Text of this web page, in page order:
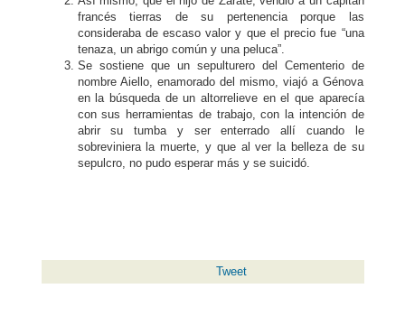
francés tierras de su pertenencia porque las
consideraba de escaso valor y que el precio fue “una
tenaza, un abrigo común y una peluca”.
Se sostiene que un sepulturero del Cementerio de
nombre Aiello, enamorado del mismo, viajó a Génova
en la búsqueda de un altorrelieve en el que aparecía
con sus herramientas de trabajo, con la intención de
abrir su tumba y ser enterrado allí cuando le
sobreviniera la muerte, y que al ver la belleza de su
sepulcro, no pudo esperar más y se suicidó.
Tweet